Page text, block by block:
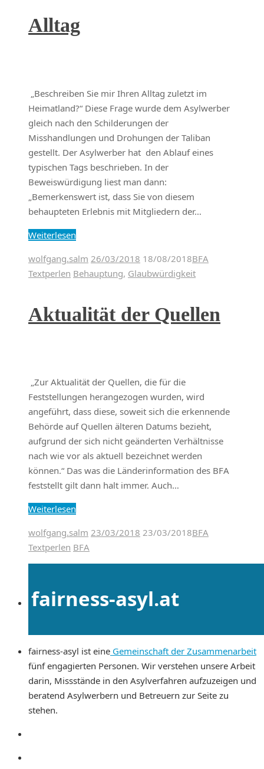
Alltag
„Beschreiben Sie mir Ihren Alltag zuletzt im
Heimatland?“ Diese Frage wurde dem Asylwerber
gleich nach den Schilderungen der
Misshandlungen und Drohungen der Taliban
gestellt. Der Asylwerber hat den Ablauf eines
typischen Tags beschrieben. In der
Beweiswürdigung liest man dann:
„Bemerkenswert ist, dass Sie von diesem
behaupteten Erlebnis mit Mitgliedern der…
Weiterlesen
wolfgang.salm 26/03/2018 18/08/2018BFA
Textperlen Behauptung, Glaubwürdigkeit
Aktualität der Quellen
„Zur Aktualität der Quellen, die für die
Feststellungen herangezogen wurden, wird
angeführt, dass diese, soweit sich die erkennende
Behörde auf Quellen älteren Datums bezieht,
aufgrund der sich nicht geänderten Verhältnisse
nach wie vor als aktuell bezeichnet werden
können.“ Das was die Länderinformation des BFA
feststellt gilt dann halt immer. Auch…
Weiterlesen
wolfgang.salm 23/03/2018 23/03/2018BFA
Textperlen BFA
fairness-asyl.at
fairness-asyl ist eine Gemeinschaft der Zusammenarbeit
fünf engagierten Personen. Wir verstehen unsere Arbeit
darin, Missstände in den Asylverfahren aufzuzeigen und
beratend Asylwerbern und Betreuern zur Seite zu
stehen.